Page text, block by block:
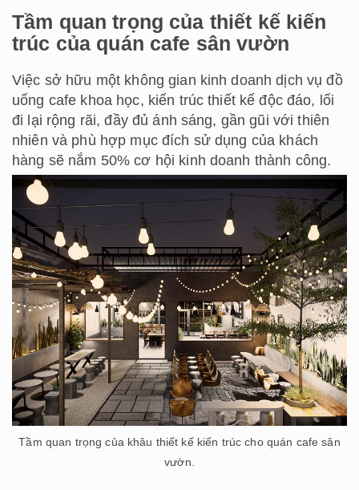
Tầm quan trọng của thiết kế kiến
trúc của quán cafe sân vườn
Việc sở hữu một không gian kinh doanh dịch vụ đồ
uống cafe khoa học, kiến trúc thiết kế độc đáo, lối
đi lại rộng rãi, đầy đủ ánh sáng, gần gũi với thiên
nhiên và phù hợp mục đích sử dụng của khách
hàng sẽ nắm 50% cơ hội kinh doanh thành công.
Tầm quan trọng của khâu thiết kế kiến trúc cho quán cafe sân
vườn.